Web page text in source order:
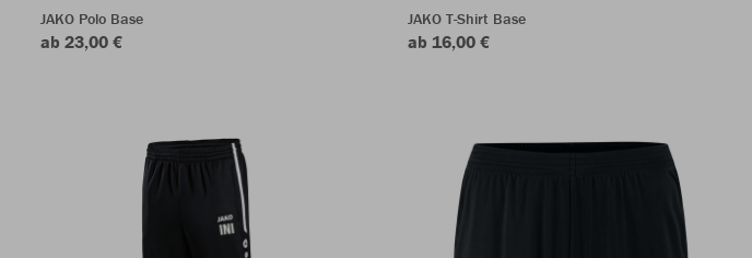
JAKO Polo Base
ab 23,00 €
JAKO T-Shirt Base
ab 16,00 €